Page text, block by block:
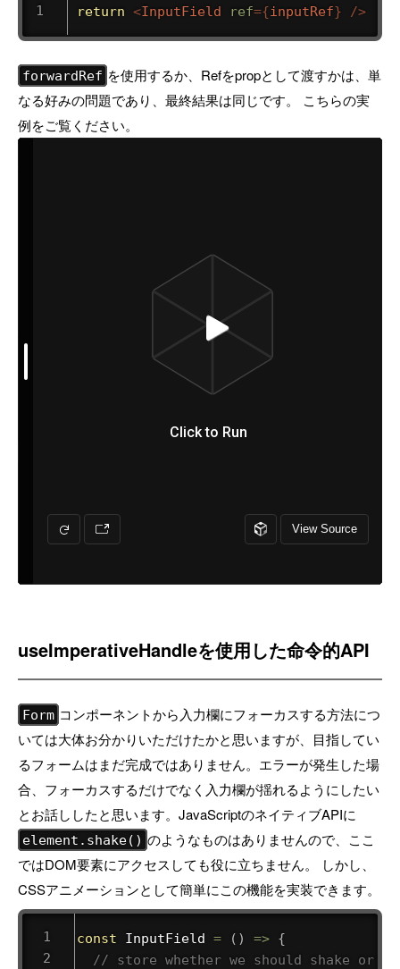
return <InputField ref={inputRef} />
forwardRef を使用するか、Refをpropとして渡すかは、単
なる好みの問題であり、最終結果は同じです。 こちらの実
例をご覧ください。
useImperativeHandleを使用した命令的API
Form コンポーネントから入力欄にフォーカスする方法につ
いては大体お分かりいただけたかと思いますが、目指してい
るフォームはまだ完成ではありません。エラーが発生した場
合、フォーカスするだけでなく入力欄が揺れるようにしたい
とお話ししたと思います。JavaScriptのネイティブAPIに
element.shake() のようなものはありませんので、ここ
ではDOM要素にアクセスしても役に立ちません。 しかし、
CSSアニメーションとして簡単にこの機能を実装できます。
const InputField = ( ) => {
// store whether we should shake or